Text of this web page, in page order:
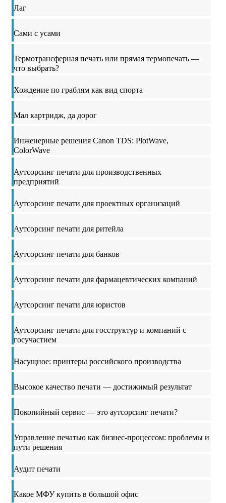
Лаг
Сами с усами
Термотрансферная печать или прямая термопечать —
что выбрать?
Хождение по граблям как вид спорта
Мал картридж, да дорог
Инженерные решения Canon TDS: PlotWave,
ColorWave
Аутсорсинг печати для производственных
предприятий
Аутсорсинг печати для проектных организаций
Аутсорсинг печати для ритейла
Аутсорсинг печати для банков
Аутсорсинг печати для фармацевтических компаний
Аутсорсинг печати для юристов
Аутсорсинг печати для госструктур и компаний с
госучастием
Насущное: принтеры российского производства
Высокое качество печати — достижимый результат
Покопийный сервис — это аутсорсинг печати?
Управление печатью как бизнес-процессом: проблемы и
пути решения
Аудит печати
Какое МФУ купить в большой офис